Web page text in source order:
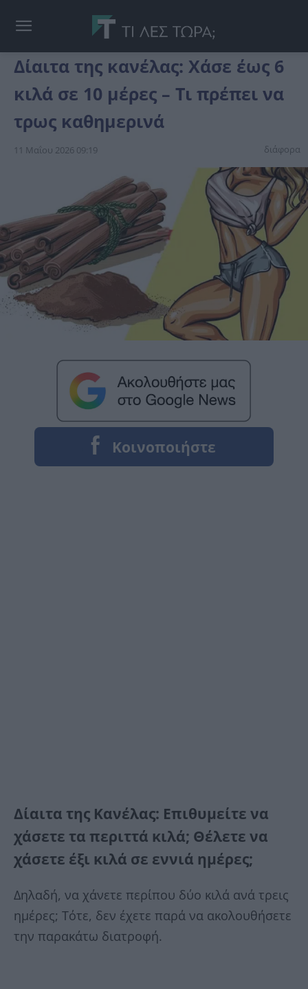
Δίαιτα της κανέλας: Χάσε έως 6
κιλά σε 10 μέρες – Τι πρέπει να
τρως καθημερινά
11 Μαΐου 2026 09:19 διάφορα
Δίαιτα της Κανέλας: Επιθυμείτε να
χάσετε τα περιττά κιλά; Θέλετε να
χάσετε έξι κιλά σε εννιά ημέρες;
Δηλαδή, να χάνετε περίπου δύο κιλά ανά τρεις
ημέρες; Τότε, δεν έχετε παρά να ακολουθήσετε
την παρακάτω διατροφή.